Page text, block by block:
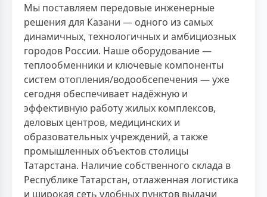
Мы поставляем передовые инженерные
решения для Казани — одного из самых
динамичных, технологичных и амбициозных
городов России. Наше оборудование —
теплообменники и ключевые компоненты
систем отопления/водообсепечения — уже
сегодня обеспечивает надёжную и
эффективную работу жилых комплексов,
деловых центров, медицинских и
образовательных учреждений, а также
промышленных объектов столицы
Татарстана. Наличие собственного склада в
Республике Татарстан, отлаженная логистика
и широкая сеть удобных пунктов выдачи